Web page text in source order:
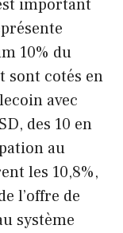
important
10% du
sont cotés en
avec
des 10 en
au
les 10,8%,
l’offre de
système